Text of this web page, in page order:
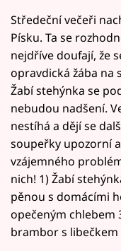
Středeční večeři
Písku. Ta se
nejdříve doufají, že
opravdická žába na
Žabí stehýnka se
nebudou nadšení.
nestíhá a dějí se
soupeřky upozorní
vzájemného
nich! 1) Žabí
pěnou s domácími
opečeným chlebem
brambor s libečkem